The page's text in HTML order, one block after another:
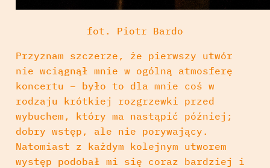
fot. Piotr Bardo
Przyznam szczerze, że pierwszy utwór
nie wciągnął mnie w ogólną atmosferę
koncertu – było to dla mnie coś w
rodzaju krótkiej rozgrzewki przed
wybuchem, który ma nastąpić później;
dobry wstęp, ale nie porywający.
Natomiast z każdym kolejnym utworem
występ podobał mi się coraz bardziej i